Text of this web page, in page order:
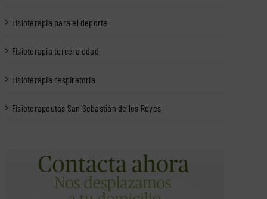
Fisioterapia para el deporte
Fisioterapia tercera edad
Fisioterapia respiratoria
Fisioterapeutas San Sebastián de los Reyes